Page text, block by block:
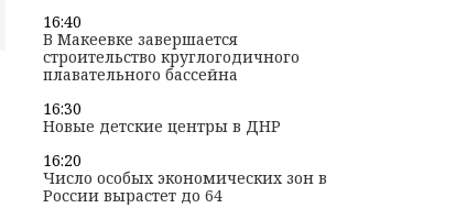
16:40
В Макеевке завершается
строительство круглогодичного
плавательного бассейна
16:30
Новые детские центры в ДНР
16:20
Число особых экономических зон в
России вырастет до 64